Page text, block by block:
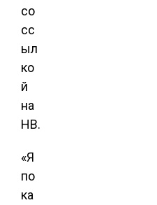
со
сс
ыл
ко
й
на
НВ.
«Я
по
ка